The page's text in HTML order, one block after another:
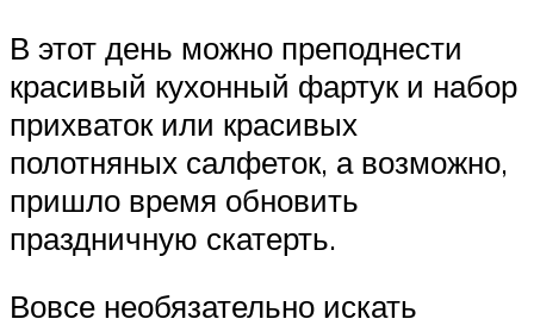
В этот день можно преподнести
красивый кухонный фартук и набор
прихваток или красивых
полотняных салфеток, а возможно,
пришло время обновить
праздничную скатерть.
Вовсе необязательно искать